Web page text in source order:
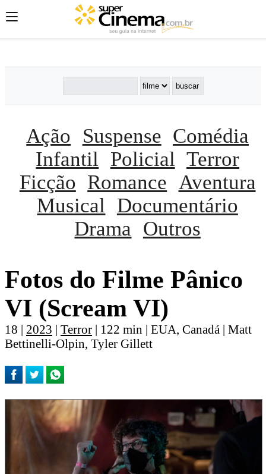
';';
Ação Suspense Comédia
Infantil
Policial Terror
Ficção Romance Aventura
Musical
Documentário
Drama
Outros
Fotos do Filme Pânico
VI (Scream VI)
18 | 2023 | Terror | 122 min | EUA, Canadá | Matt
Bettinelli-Olpin, Tyler Gillett